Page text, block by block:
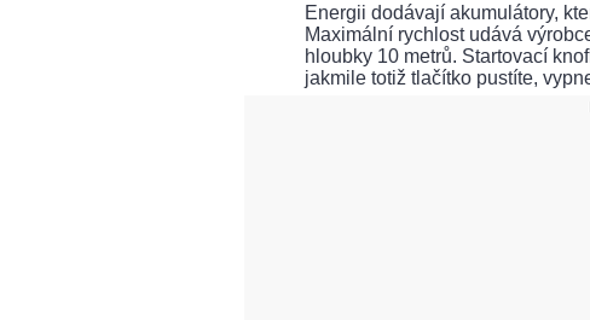
Energii dodávají akumulátory,
Maximální rychlost udává
hloubky 10 metrů. Startovací
jakmile totiž tlačítko pustíte,